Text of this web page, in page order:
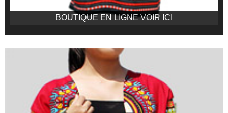
BOUTIQUE EN LIGNE VOIR ICI